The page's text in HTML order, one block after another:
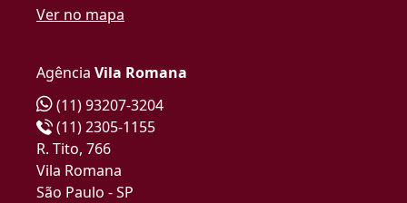
Ver no mapa
Agência Vila Romana
(11) 93207-3204
(11) 2305-1155
R. Tito, 766
Vila Romana
São Paulo - SP